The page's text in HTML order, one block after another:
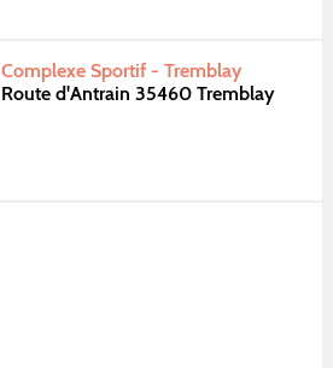
Complexe Sportif - Tremblay
Route d'Antrain 35460 Tremblay